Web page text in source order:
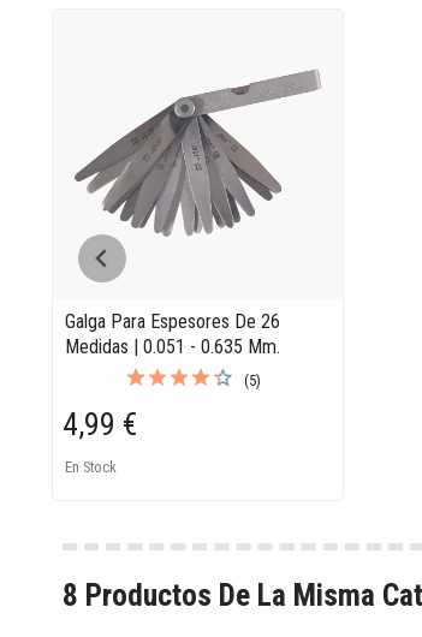
Galga Para Espesores De 26
Medidas | 0.051 - 0.635 Mm.
(5)
4,99 €
En Stock
8 Productos De La Misma